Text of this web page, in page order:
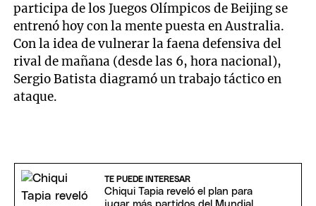
participa de los Juegos Olímpicos de Beijing se
entrenó hoy con la mente puesta en Australia.
Con la idea de vulnerar la faena defensiva del
rival de mañana (desde las 6, hora nacional),
Sergio Batista diagramó un trabajo táctico en
ataque.
TE PUEDE INTERESAR
Chiqui Tapia reveló el plan para